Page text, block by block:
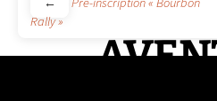
Navigation
des
Rally »